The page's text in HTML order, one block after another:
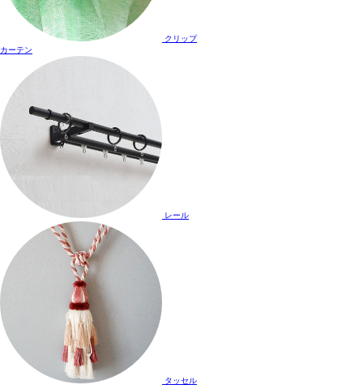
クリップ
カーテン
レール
タッセル